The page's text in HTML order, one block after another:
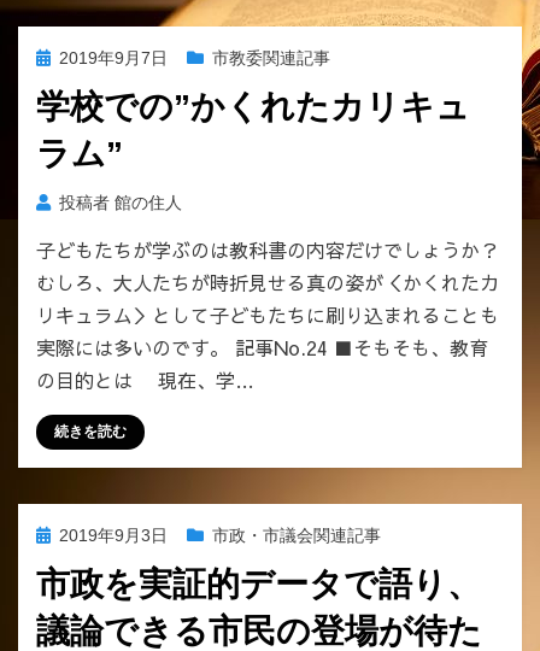
事
上
尾
の
は
「司
書」
「司
書
い
へ
の
投
日:
2019年9月7日 市教委関連記事
学校での”かくれたカリキュ
ラム”
投稿者 館の住人
子どもたちが学ぶのは教科書の内容だけでしょうか？
むしろ、大人たちが時折見せる真の姿が＜かくれたカ
リキュラム＞として子どもたちに刷り込まれることも
実際には多いのです。 記事No.24 ■そもそも、教育
の目的とは 現在、学…
続きを読む
投
日:
2019年9月3日 市政・市議会関連記事
市政を実証的データで語り、
議論できる市民の登場が待た